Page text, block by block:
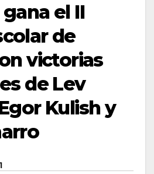
el II
de
victorias
de Lev
Kulish y